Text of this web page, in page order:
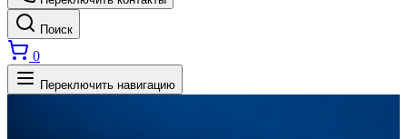
Поиск
0
Переключить навигацию